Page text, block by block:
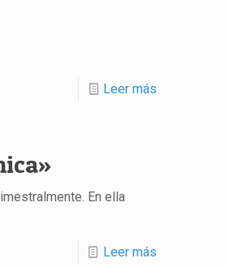
Leer más
En ella
Leer más